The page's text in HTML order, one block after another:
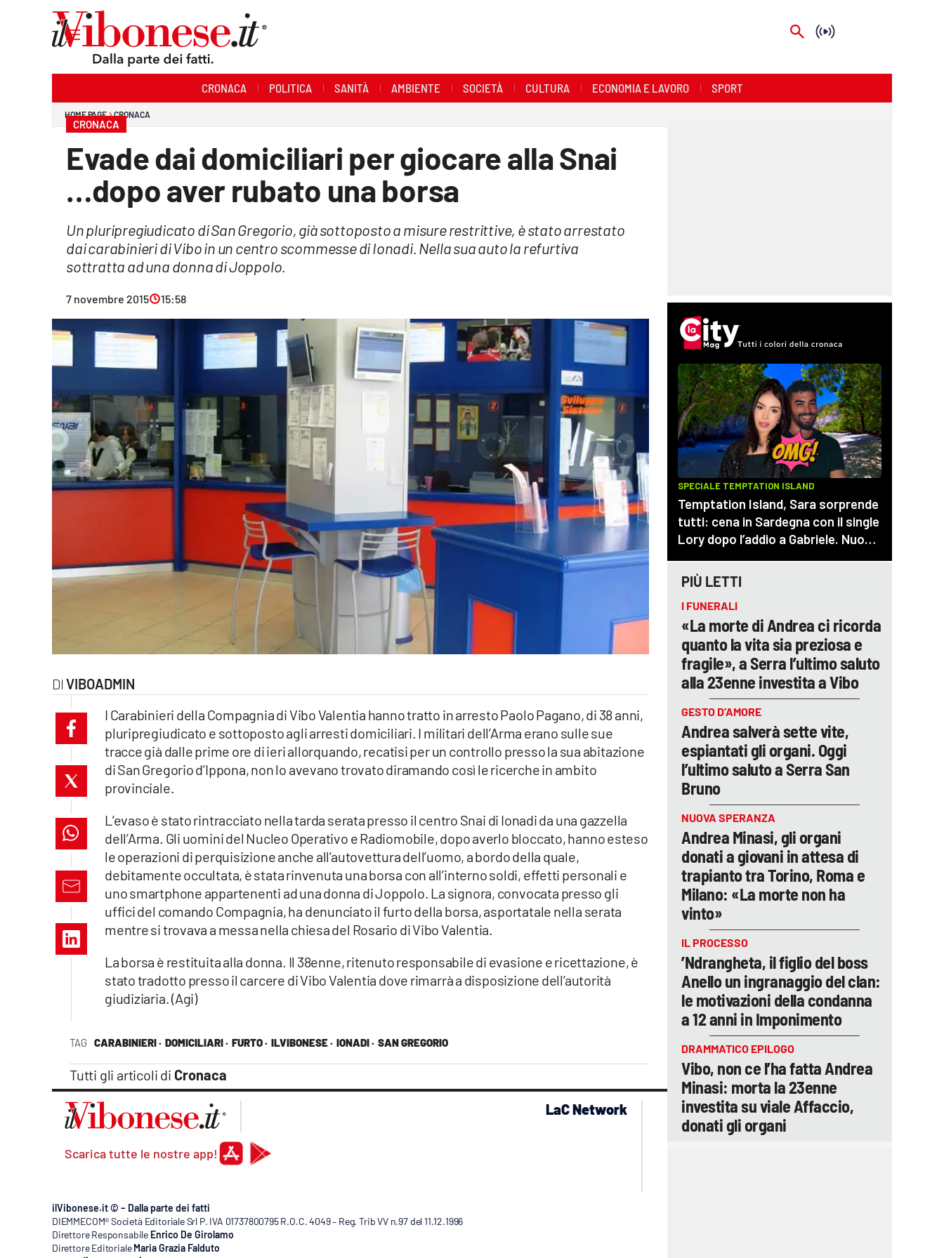
Economia e Lavoro
Streaming
Lac Network
lacitymag.it
cosenzachannel.it
catanzarochannel.it
lacapitalenews.it
CRONACA POLITICA SANITÀ AMBIENTE SOCIETÀ CULTURA ECONOMIA E LAVORO SPORT
HOME PAGE CRONACA
CRONACA
Evade dai domiciliari per giocare alla Snai
…dopo aver rubato una borsa
Un pluripregiudicato di San Gregorio, già sottoposto a misure restrittive, è stato arrestato
dai carabinieri di Vibo in un centro scommesse di Ionadi. Nella sua auto la refurtiva
sottratta ad una donna di Joppolo.
7 novembre 2015 15:58
VIBOADMIN
TAG CARABINIERI · DOMICILIARI · FURTO · ILVIBONESE · IONADI · SAN GREGORIO
Tutti gli articoli di Cronaca
I Carabinieri della Compagnia di Vibo Valentia hanno tratto in arresto Paolo Pagano, di 38 anni,
pluripregiudicato e sottoposto agli arresti domiciliari. I militari dell’Arma erano sulle sue
tracce già dalle prime ore di ieri allorquando, recatisi per un controllo presso la sua abitazione
di San Gregorio d’Ippona, non lo avevano trovato diramando così le ricerche in ambito
provinciale.
L’evaso è stato rintracciato nella tarda serata presso il centro Snai di Ionadi da una gazzella
dell’Arma. Gli uomini del Nucleo Operativo e Radiomobile, dopo averlo bloccato, hanno esteso
le operazioni di perquisizione anche all’autovettura dell’uomo, a bordo della quale,
debitamente occultata, è stata rinvenuta una borsa con all’interno soldi, effetti personali e
uno smartphone appartenenti ad una donna di Joppolo. La signora, convocata presso gli
uffici del comando Compagnia, ha denunciato il furto della borsa, asportatale nella serata
mentre si trovava a messa nella chiesa del Rosario di Vibo Valentia.
La borsa è restituita alla donna. Il 38enne, ritenuto responsabile di evasione e ricettazione, è
stato tradotto presso il carcere di Vibo Valentia dove rimarrà a disposizione dell’autorità
giudiziaria. (Agi)
PIÙ LETTI
I FUNERALI
«La morte di Andrea ci ricorda
quanto la vita sia preziosa e
fragile», a Serra l’ultimo saluto
alla 23enne investita a Vibo
GESTO D’AMORE
Andrea salverà sette vite,
espiantati gli organi. Oggi
l’ultimo saluto a Serra San
Bruno
NUOVA SPERANZA
Andrea Minasi, gli organi
donati a giovani in attesa di
trapianto tra Torino, Roma e
Milano: «La morte non ha
vinto»
IL PROCESSO
’Ndrangheta, il figlio del boss
Anello un ingranaggio del clan:
le motivazioni della condanna
a 12 anni in Imponimento
DRAMMATICO EPILOGO
Vibo, non ce l’ha fatta Andrea
Minasi: morta la 23enne
investita su viale Affaccio,
donati gli organi
Scarica tutte le nostre app!
LaC Network
lacplay.it
lactv.it
lacitymag.it
lacapitalenews.it
ilVibonese.it © – Dalla parte dei fatti
DIEMMECOM® Società Editoriale Srl P. IVA 01737800795 R.O.C. 4049 – Reg. Trib VV n.97 del 11.12.1996
Direttore Responsabile Enrico De Girolamo
Direttore Editoriale Maria Grazia Falduto